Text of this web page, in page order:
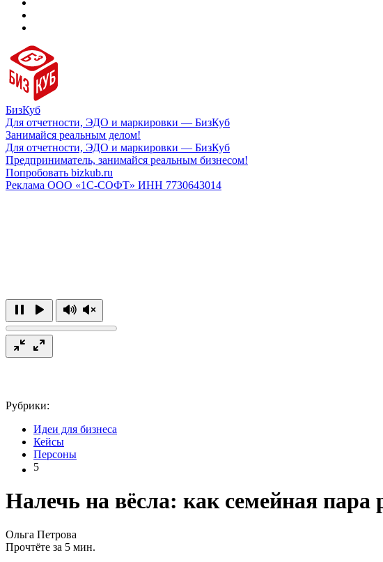
БизКуб
Для отчетности, ЭДО и маркировки — БизКуб
Занимайся реальным делом!
Для отчетности, ЭДО и маркировки — БизКуб
Предприниматель, занимайся реальным бизнесом!
Попробовать bizkub.ru
Реклама ООО «1С-СОФТ» ИНН 7730643014
Рубрики:
Идеи для бизнеса
Кейсы
Персоны
5
Налечь на вёсла: как семейная
Ольга Петрова
Прочтёте за 5 мин.